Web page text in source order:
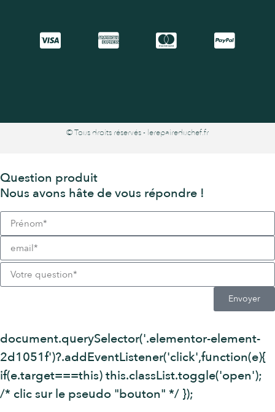
© Tous droits réservés - lerepaireduchef.fr
Question produit
Nous avons hâte de vous répondre !
Envoyer
document.querySelector('.elementor-element-
2d1051f')?.addEventListener('click',function(e){
if(e.target===this) this.classList.toggle('open');
/* clic sur le pseudo "bouton" */ });